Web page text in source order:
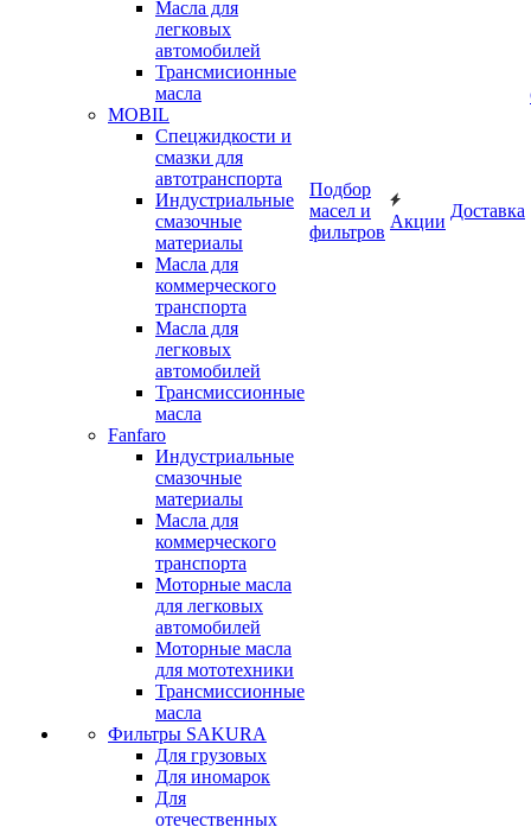
Масла для
легковых
автомобилей
Трансмисионные
масла
MOBIL
Cпецжидкости и
смазки для
автотранспорта
Индустриальные
смазочные
материалы
Масла для
коммерческого
транспорта
Масла для
легковых
автомобилей
Трансмиссионные
масла
Fanfaro
Индустриальные
смазочные
материалы
Масла для
коммерческого
транспорта
Моторные масла
для легковых
автомобилей
Моторные масла
для мототехники
Трансмиссионные
масла
Фильтры SAKURA
Для грузовых
Для иномарок
Для
отечественных
Подбор
масел и
фильтров
Акции
Доставка